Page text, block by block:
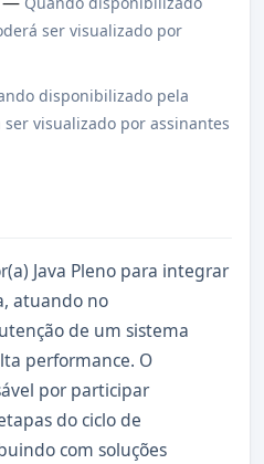
ser visualizado por
disponibilizado pela
visualizado por assinantes
Java Pleno para integrar
atuando no
de um sistema
performance. O
por participar
do ciclo de
com soluções